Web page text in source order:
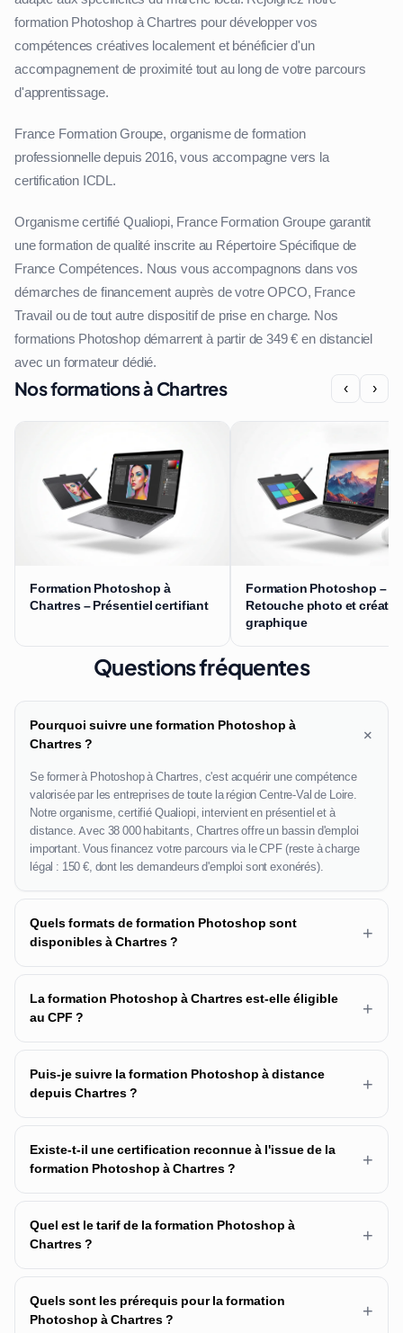
formation Photoshop à Chartres pour développer vos
compétences créatives localement et bénéficier d'un
accompagnement de proximité tout au long de votre parcours
d'apprentissage.
France Formation Groupe, organisme de formation
professionnelle depuis 2016, vous accompagne vers la
certification ICDL.
Organisme certifié Qualiopi, France Formation Groupe garantit
une formation de qualité inscrite au Répertoire Spécifique de
France Compétences. Nous vous accompagnons dans vos
démarches de financement auprès de votre OPCO, France
Travail ou de tout autre dispositif de prise en charge. Nos
formations Photoshop démarrent à partir de 349 € en distanciel
avec un formateur dédié.
Nos formations à Chartres ‹ ›
Formation Photoshop à
Chartres – Présentiel certifiant
Formation Photoshop –
Retouche photo et
graphique
Questions fréquentes
Pourquoi suivre une formation Photoshop à
Chartres ?
+
Se former à Photoshop à Chartres, c'est acquérir une compétence
valorisée par les entreprises de toute la région Centre-Val de Loire.
Notre organisme, certifié Qualiopi, intervient en présentiel et à
distance. Avec 38 000 habitants, Chartres offre un bassin d'emploi
important. Vous financez votre parcours via le CPF (reste à charge
légal : 150 €, dont les demandeurs d'emploi sont exonérés).
Quels formats de formation Photoshop sont
disponibles à Chartres ?
+
La formation Photoshop à Chartres est-elle éligible
au CPF ?
+
Puis-je suivre la formation Photoshop à distance
depuis Chartres ?
+
Existe-t-il une certification reconnue à l'issue de la
formation Photoshop à Chartres ?
+
Quel est le tarif de la formation Photoshop à
Chartres ?
+
Quels sont les prérequis pour la formation
Photoshop à Chartres ?
+